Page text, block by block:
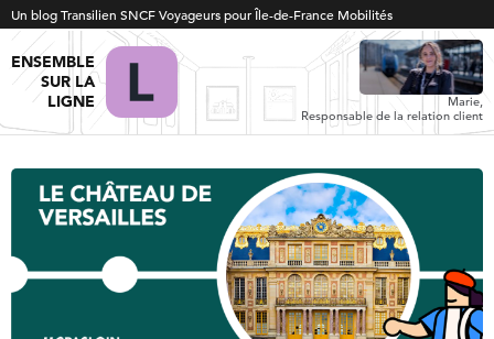
Un blog Transilien SNCF Voyageurs pour Île-de-France Mobilités
ENSEMBLE
SUR LA
LIGNE
Marie,
Responsable de la relation client